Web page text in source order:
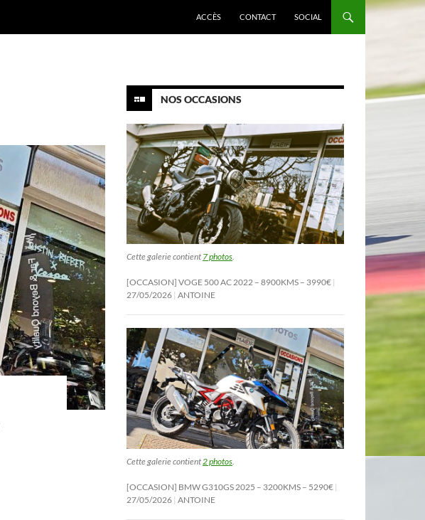
ACCÈS CONTACT SOCIAL
NOS OCCASIONS
Cette galerie contient 7 photos.
[OCCASION] VOGE 500 AC 2022 – 8900KMS – 3990€
27/05/2026 ANTOINE
Cette galerie contient 2 photos
[OCCASION] BMW G310GS 2025 – 3200KMS – 5290€
27/05/2026 ANTOINE